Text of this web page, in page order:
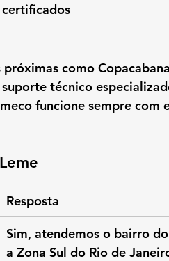
próximas como
técnico
funcione sempre com
Resposta
Sim, atendemos o bairro
a Zona Sul do Rio de